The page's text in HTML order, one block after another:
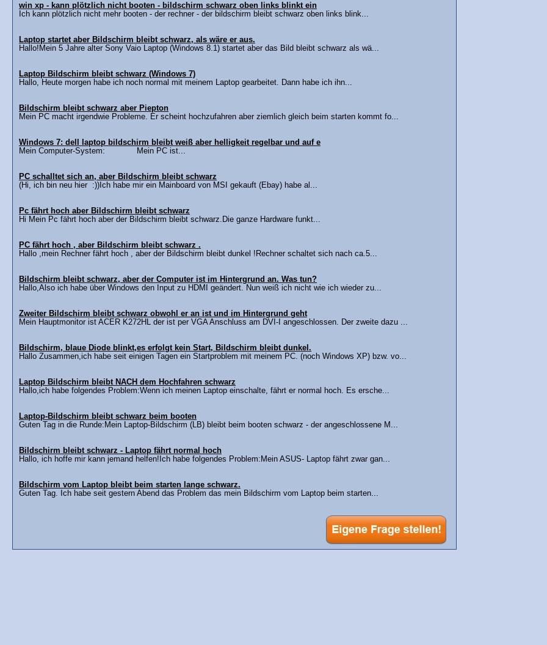
win xp - kann plötzlich nicht booten - bildschirm schwarz oben links blinkt ein
Ich kann plötzlich nicht mehr booten - der rechner - der bildschirm bleibt schwarz oben links blink...
Laptop startet aber Bildschirm bleibt schwarz, als wäre er aus.
Hallo!Mein 5 Jahre alter Sony Vaio Laptop (Windows 8.1) startet aber das Bild bleibt schwarz als wä...
Laptop Bildschirm bleibt schwarz (Windows 7)
Hallo, Heute morgen habe ich noch normal mit meinem Laptop gearbeitet. Dann habe ich ihn...
Bildschirm bleibt schwarz aber Piepton
Mein PC macht irgendwie Probleme. Er scheint hochzufahren aber ziemlich gleich beim starten kommt fo...
Windows 7: dell laptop bildschirm bleibt weiß aber helligkeit regelbar und auf e
Mein Computer-System: Mein PC ist...
PC schalltet sich an, aber Bildschirm bleibt schwarz
(Hi, ich bin neu hier :))Ich habe mir ein Mainboard von MSI gekauft (Ebay) habe al...
Pc fährt hoch aber Bildschirm bleibt schwarz
Hi Mein Pc fährt hoch aber der Bildschirm bleibt schwarz.Die ganze Hardware funkt...
PC fährt hoch , aber Bildschirm bleibt schwarz .
Hallo ,mein Rechner fährt hoch , aber der Bildschirm bleibt dunkel !Rechner schaltet sich nach ca.5...
Bildschirm bleibt schwarz, aber der Computer ist im Hintergrund an. Was tun?
Hallo,Also ich habe über Windows den Input zu HDMI geändert. Nun weiß ich nicht wie ich wieder zu...
Zweiter Bildschirm bleibt schwarz obwohl er an ist und im Hintergrund geht
Mein Hauptmonitor ist ACER K272HL der ist per VGA Anschluss am DVI-I angeschlossen. Der zweite dazu ...
Bildschirm, blaue Diode blinkt,es erfolgt kein Start, Bildschirm bleibt dunkel.
Hallo Zusammen,ich habe seit einigen Tagen ein Startproblem mit meinem PC. (noch Windows XP) bzw. vo...
Laptop Bildschirm bleibt NACH dem Hochfahren schwarz
Hallo,ich habe folgendes Problem:Wenn ich meinen Laptop einschalte, fährt er normal hoch. Es ersche...
Laptop-Bildschirm bleibt schwarz beim booten
Guten Tag in die Runde:Mein Laptop-Bildschirm (LB) bleibt beim booten schwarz - der angeschlossene M...
Bildschirm bleibt schwarz - Laptop fährt normal hoch
Hallo, ich hoffe mir kann jemand helfen!Ich habe folgendes Problem:Mein ASUS- Laptop fährt zwar gan...
Bildschirm vom Laptop bleibt beim starten lange schwarz.
Guten Tag. Ich habe seit gestern Abend das Problem das mein Bildschirm vom Laptop beim starten...